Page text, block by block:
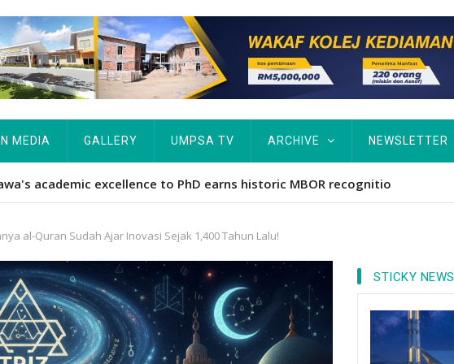
IN MEDIA GALLERY UMPSA TV ARCHIVE NEWSLETTER
MBOR, Pesakit SMA Pertama Tamat Pengajian Berterusan Hingga PhD
al-Quran Sudah Ajar Inovasi Sejak 1,400 Tahun Lalu!
STICKY NEWS